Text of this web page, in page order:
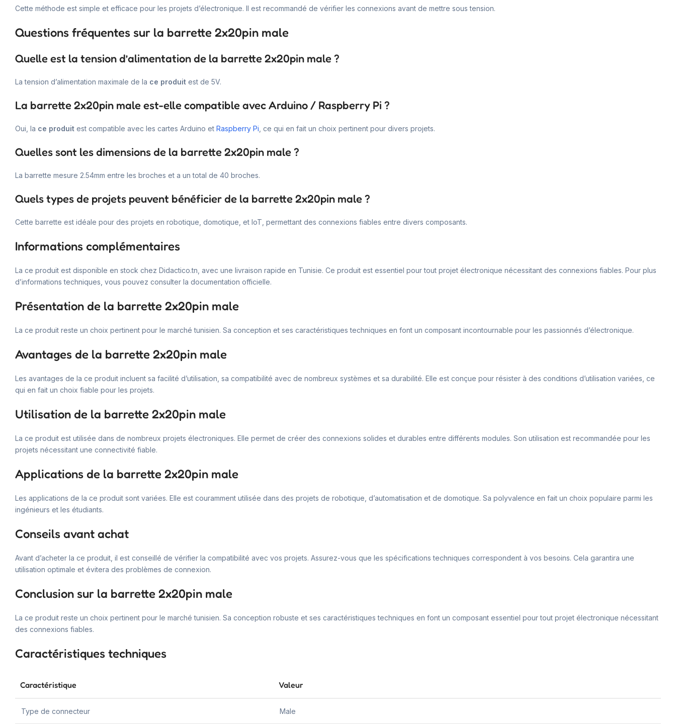
Cette méthode est simple et efficace pour les projets d’électronique. Il est recommandé de vérifier les connexions avant de mettre sous tension.
Questions fréquentes sur la barrette 2x20pin male
Quelle est la tension d’alimentation de la barrette 2x20pin male ?
La tension d’alimentation maximale de la ce produit est de 5V.
La barrette 2x20pin male est-elle compatible avec Arduino / Raspberry Pi ?
Oui, la ce produit est compatible avec les cartes Arduino et Raspberry Pi , ce qui en fait un choix pertinent pour divers projets.
Quelles sont les dimensions de la barrette 2x20pin male ?
La barrette mesure 2.54mm entre les broches et a un total de 40 broches.
Quels types de projets peuvent bénéficier de la barrette 2x20pin male ?
Cette barrette est idéale pour des projets en robotique, domotique, et IoT, permettant des connexions fiables entre divers composants.
Informations complémentaires
La ce produit est disponible en stock chez Didactico.tn, avec une livraison rapide en Tunisie. Ce produit est essentiel pour tout projet électronique nécessitant des connexions fiables. Pour plus
d’informations techniques, vous pouvez consulter la documentation officielle.
Présentation de la barrette 2x20pin male
La ce produit reste un choix pertinent pour le marché tunisien. Sa conception et ses caractéristiques techniques en font un composant incontournable pour les passionnés d’électronique.
Avantages de la barrette 2x20pin male
Les avantages de la ce produit incluent sa facilité d’utilisation, sa compatibilité avec de nombreux systèmes et sa durabilité. Elle est conçue pour résister à des conditions d’utilisation variées, ce
qui en fait un choix fiable pour les projets.
Utilisation de la barrette 2x20pin male
La ce produit est utilisée dans de nombreux projets électroniques. Elle permet de créer des connexions solides et durables entre différents modules. Son utilisation est recommandée pour les
projets nécessitant une connectivité fiable.
Applications de la barrette 2x20pin male
Les applications de la ce produit sont variées. Elle est couramment utilisée dans des projets de robotique, d’automatisation et de domotique. Sa polyvalence en fait un choix populaire parmi les
ingénieurs et les étudiants.
Conseils avant achat
Avant d’acheter la ce produit, il est conseillé de vérifier la compatibilité avec vos projets. Assurez-vous que les spécifications techniques correspondent à vos besoins. Cela garantira une
utilisation optimale et évitera des problèmes de connexion.
Conclusion sur la barrette 2x20pin male
La ce produit reste un choix pertinent pour le marché tunisien. Sa conception robuste et ses caractéristiques techniques en font un composant essentiel pour tout projet électronique nécessitant
des connexions fiables.
Caractéristiques techniques
Caractéristique Valeur
Type de connecteur Male